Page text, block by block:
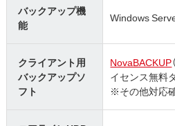
バックアップ機
能
Windows
クライアント用
バックアップソ
フト
NovaBACKUP
イセンス無料
※その他対応